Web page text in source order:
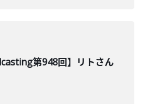
第948回】リトさん